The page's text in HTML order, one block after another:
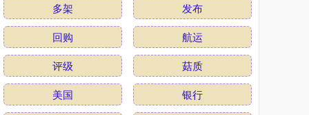
多架
发布
回购
航运
评级
菇质
美国
银行